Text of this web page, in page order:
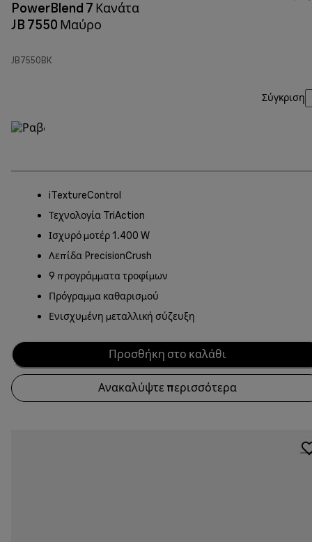
PowerBlend 7 Κανάτα
JB 7550 Μαύρο
JB7550BK
Σύγκριση
iTextureControl
Τεχνολογία TriAction
Ισχυρό μοτέρ 1.400 W
Λεπίδα PrecisionCrush
9 προγράμματα τροφίμων
Πρόγραμμα καθαρισμού
Ενισχυμένη μεταλλική σύζευξη
Προσθήκη στο καλάθι
Ανακαλύψτε περισσότερα